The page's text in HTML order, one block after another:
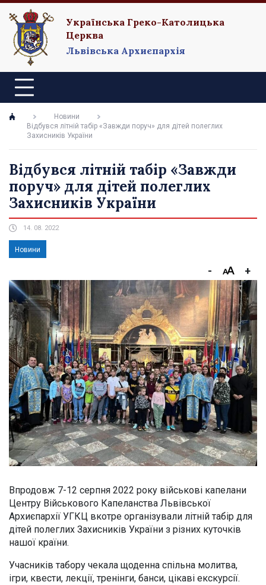
Українська Греко-Католицька
Церква
Львівська Архиєпархія
Новини
Відбувся літній табір «Завжди поруч» для дітей полеглих
Захисників України
Відбувся літній табір «Завжди
поруч» для дітей полеглих
Захисників України
14. 08. 2022
Новини
- +
Впродовж 7-12 серпня 2022 року військові капелани
Центру Військового Капеланства Львівської
Архиєпархії УГКЦ вкотре організували літній табір для
дітей полеглих Захисників України з різних куточків
нашої країни.
Учасників табору чекала щоденна спільна молитва,
ігри, квести, лекції, тренінги, банси, цікаві екскурсії.